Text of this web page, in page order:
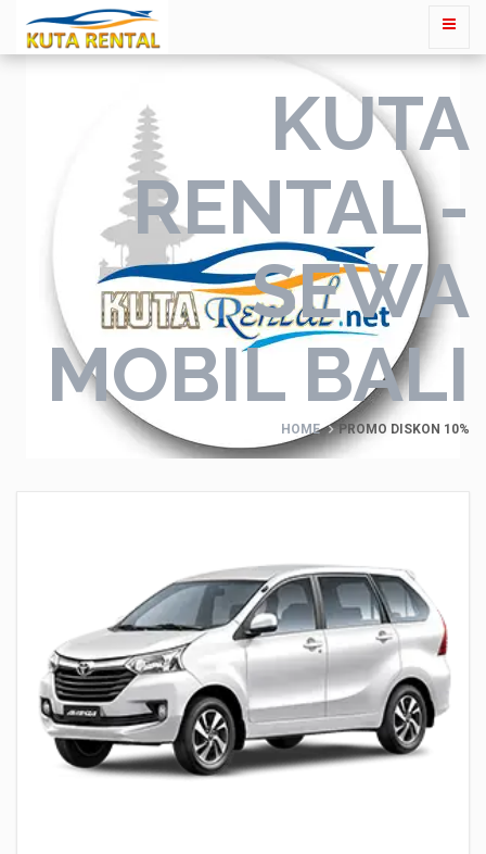
KUTA
RENTAL -
SEWA
MOBIL BALI
HOME PROMO DISKON 10%